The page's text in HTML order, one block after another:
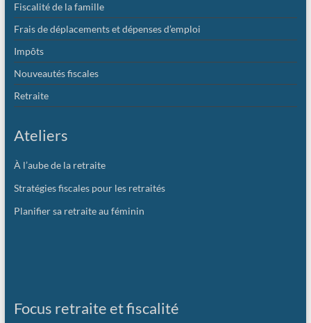
Fiscalité de la famille
Frais de déplacements et dépenses d’emploi
Impôts
Nouveautés fiscales
Retraite
Ateliers
À l’aube de la retraite
Stratégies fiscales pour les retraités
Planifier sa retraite au féminin
Focus retraite et fiscalité